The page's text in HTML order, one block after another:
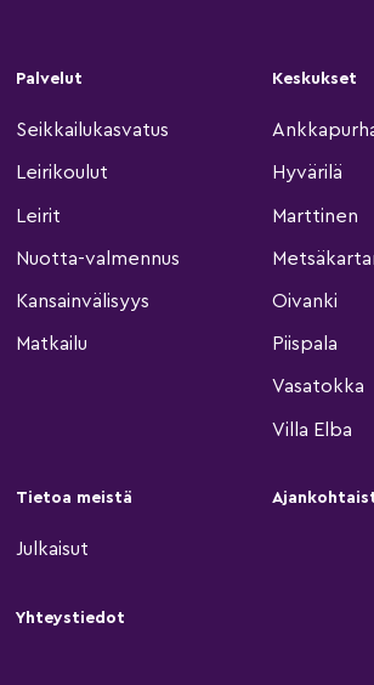
Palvelut
Seikkailukasvatus
Leirikoulut
Leirit
Nuotta-valmennus
Kansainvälisyys
Matkailu
Keskukset
Hyvärilä
Marttinen
Oivanki
Piispala
Vasatokka
Villa Elba
Tietoa meistä
Julkaisut
Yhteystiedot